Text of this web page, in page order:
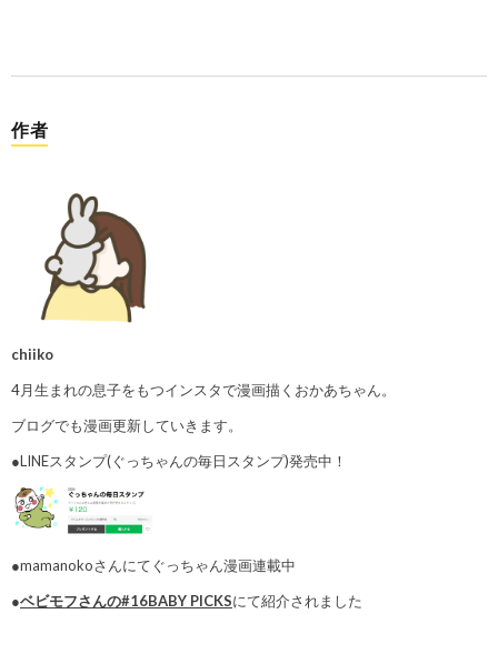
作者
chiiko
4月生まれの息子をもつインスタで漫画描くおかあちゃん。
ブログでも漫画更新していきます。
●LINEスタンプ(ぐっちゃんの毎日スタンプ)発売中！
●mamanokoさんにてぐっちゃん漫画連載中
●ベビモフさんの#16BABY PICKSにて紹介されました